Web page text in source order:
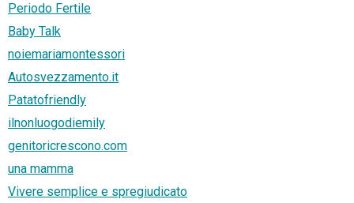
Periodo Fertile
Baby Talk
noiemariamontessori
Autosvezzamento.it
Patatofriendly
ilnonluogodiemily
genitoricrescono.com
una mamma
Vivere semplice e spregiudicato